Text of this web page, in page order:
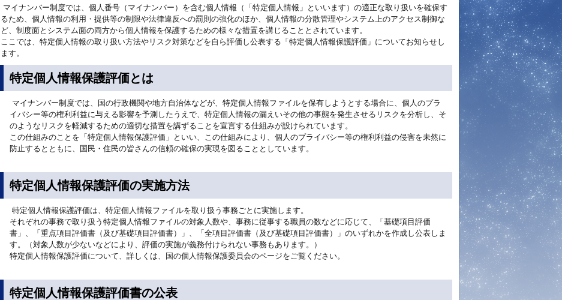
マイナンバー制度では、個人番号（マイナンバー）を含む個人情報（「特定個人情報」といいます）の適正な取り扱いを確保す
るため、個人情報の利用・提供等の制限や法律違反への罰則の強化のほか、個人情報の分散管理やシステム上のアクセス制御な
ど、制度面とシステム面の両方から個人情報を保護するための様々な措置を講じることとされています。
ここでは、特定個人情報の取り扱い方法やリスク対策などを自ら評価し公表する「特定個人情報保護評価」についてお知らせし
ます。
特定個人情報保護評価とは
マイナンバー制度では、国の行政機関や地方自治体などが、特定個人情報ファイルを保有しようとする場合に、個人のプラ
イバシー等の権利利益に与える影響を予測したうえで、特定個人情報の漏えいその他の事態を発生させるリスクを分析し、そ
のようなリスクを軽減するための適切な措置を講ずることを宣言する仕組みが設けられています。
この仕組みのことを「特定個人情報保護評価」といい、この仕組みにより、個人のプライバシー等の権利利益の侵害を未然に
防止するとともに、国民・住民の皆さんの信頼の確保の実現を図ることとしています。
特定個人情報保護評価の実施方法
特定個人情報保護評価は、特定個人情報ファイルを取り扱う事務ごとに実施します。
それぞれの事務で取り扱う特定個人情報ファイルの対象人数や、事務に従事する職員の数などに応じて、「基礎項目評価
書」、「重点項目評価書（及び基礎項目評価書）」、「全項目評価書（及び基礎項目評価書）」のいずれかを作成し公表しま
す。（対象人数が少ないなどにより、評価の実施が義務付けられない事務もあります。）
特定個人情報保護評価について、詳しくは、国の個人情報保護委員会のページをご覧ください。
特定個人情報保護評価書の公表